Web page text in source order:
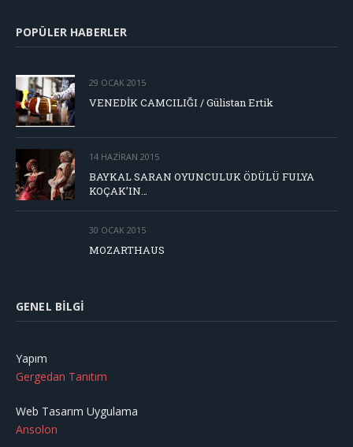
POPÜLER HABERLER
29 OCAK 2015
VENEDİK CAMCILIĞI / Gülistan Ertik
14 HAZIRAN 2015
BAYKAL SARAN OYUNCULUK ÖDÜLÜ FULYA
KOÇAK’IN…
30 OCAK 2015
MOZARTHAUS
GENEL BILGI
Yapım
Gergedan Tanıtım
Web Tasarım Uygulama
Ansolon